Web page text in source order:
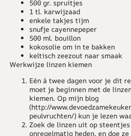
500 gr. spruitjes
1 tl. karwijzaad
enkele takjes tijm
snufje cayennepeper
500 ml. bouillon
kokosolie om in te bakken
keltisch zeezout naar smaak
Werkwijze linzen kiemen
Eén à twee dagen voor je dit
moet je beginnen met de
kiemen. Op mijn blog
(http://
peulvruchten/) kun je lezen
Zoek de linzen uit op steentjes
onregelmatig heden, en doe